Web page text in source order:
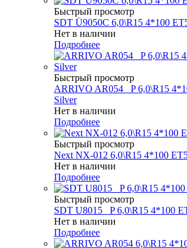
Быстрый просмотр
SDT Ü9050C 6,0\R15 4*100
Нет в наличии
Подробнее
Быстрый просмотр
ARRIVO AR054 _P 6,0\R15
Silver
Нет в наличии
Подробнее
Быстрый просмотр
Next NX-012 6,0\R15 4*100
Нет в наличии
Подробнее
Быстрый просмотр
SDT U8015 _P 6,0\R15 4*100
Нет в наличии
Подробнее